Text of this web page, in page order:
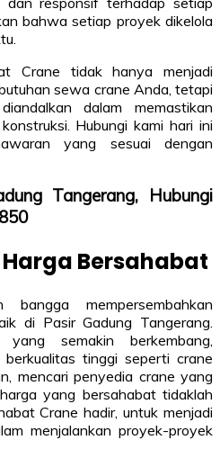
bahwa setiap proyek dikelola
Crane tidak hanya menjadi
sewa crane Anda, tetapi
dalam memastikan
Hubungi kami hari ini
yang sesuai dengan
Tangerang, Hubungi
Bersahabat
mempersembahkan
di Pasir Gadung Tangerang.
semakin berkembang,
tinggi seperti crane
mencari penyedia crane yang
yang bersahabat tidaklah
Crane hadir, untuk menjadi
menjalankan proyek-proyek